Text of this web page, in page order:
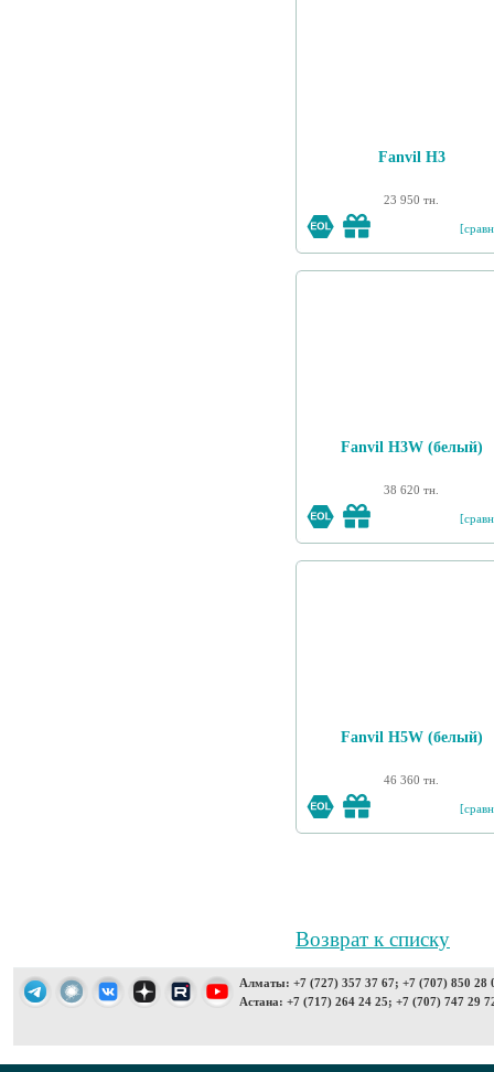
Fanvil H3
23 950 тн.
Fanvil H3W (белый)
38 620 тн.
Fanvil H5W (белый)
46 360 тн.
Возврат к списку
Алматы: +7 (727) 357 37 67; +7 (707) 850 28
Астана: +7 (717) 264 24 25; +7 (707) 747 29